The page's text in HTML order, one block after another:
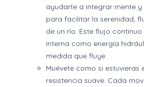
ayudarte a integrar mente y
para facilitar la serenidad,
de un río. Este flujo
interna como energía
medida que fluye.
Muévete como si
resistencia suave. Cada